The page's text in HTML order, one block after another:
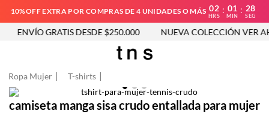
10%OFF EXTRA POR COMPRAS DE 4 UNIDADES O MÁS 02
HRS
: 01
MIN
: 28
SEG
ENVÍO GRATIS DESDE $250.000 NUEVA COLECCIÓN VER
Ropa Mujer T-shirts
camiseta manga sisa crudo entallada para mujer